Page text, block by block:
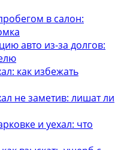
в салон:
авто из-за долгов:
как избежать
не заметив: лишат ли
и уехал: что